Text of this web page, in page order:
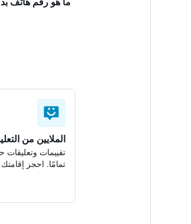
الملايين من
تقييمات وتعليقات
تمامًا. احجز إقامتك